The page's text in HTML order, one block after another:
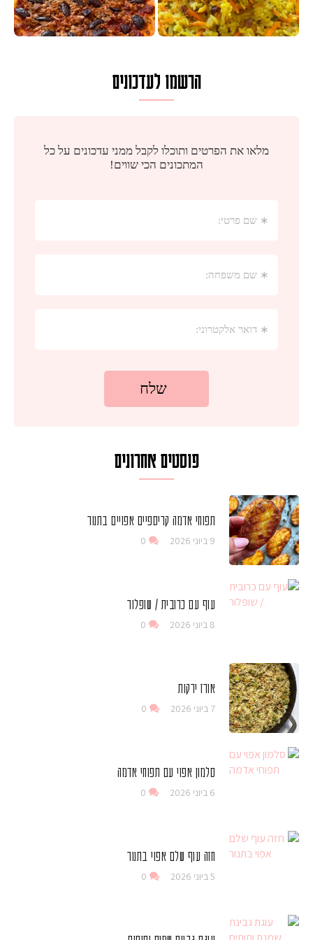
הרשמו לעדכונים
פוסטים אחרונים
תפוחי אדמה קריספיים אפויים בתנור
9 ביוני 2026 0
עוף עם כרובית / שופלור
8 ביוני 2026 0
אורז ירקות
7 ביוני 2026 0
סלמון אפוי עם תפוחי אדמה
6 ביוני 2026 0
חזה עוף שלם אפוי בתנור
5 ביוני 2026 0